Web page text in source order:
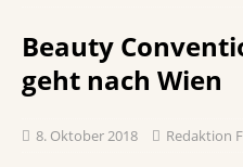
Beauty
geht nach Wien
8. Oktober 2018 Redaktion